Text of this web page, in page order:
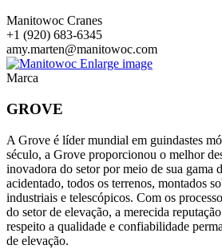
Manitowoc Cranes
+1 (920) 683-6345
amy.marten@manitowoc.com
Enlarge image
Marca
GROVE
A Grove é líder mundial em guindastes
século, a Grove proporcionou o melhor
inovadora do setor por meio de sua gama
acidentado, todos os terrenos, montados
industriais e telescópicos. Com os
do setor de elevação, a merecida
respeito a qualidade e confiabilidade
de elevação.